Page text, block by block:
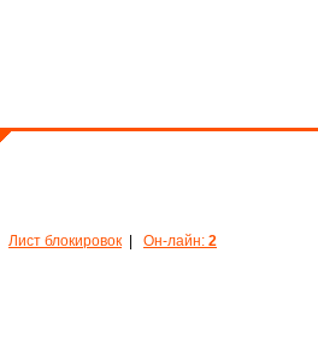
Лист блокировок Он-лайн: 2